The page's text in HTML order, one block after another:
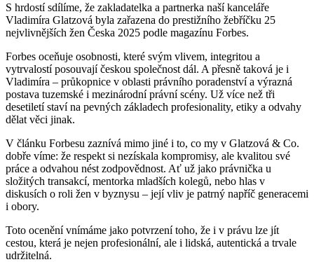
S hrdostí sdílíme, že zakladatelka a partnerka naší kanceláře
Vladimíra Glatzová byla zařazena do prestižního žebříčku 25
nejvlivnějších žen Česka 2025 podle magazínu Forbes.
Forbes oceňuje osobnosti, které svým vlivem, integritou a
vytrvalostí posouvají českou společnost dál. A přesně taková je i
Vladimíra – průkopnice v oblasti právního poradenství a výrazná
postava tuzemské i mezinárodní právní scény. Už více než tři
desetiletí staví na pevných základech profesionality, etiky a odvahy
dělat věci jinak.
V článku Forbesu zaznívá mimo jiné i to, co my v Glatzová & Co.
dobře víme: že respekt si nezískala kompromisy, ale kvalitou své
práce a odvahou nést zodpovědnost. Ať už jako právnička u
složitých transakcí, mentorka mladších kolegů, nebo hlas v
diskusích o roli žen v byznysu – její vliv je patrný napříč generacemi
i obory.
Toto ocenění vnímáme jako potvrzení toho, že i v právu lze jít
cestou, která je nejen profesionální, ale i lidská, autentická a trvale
udržitelná.